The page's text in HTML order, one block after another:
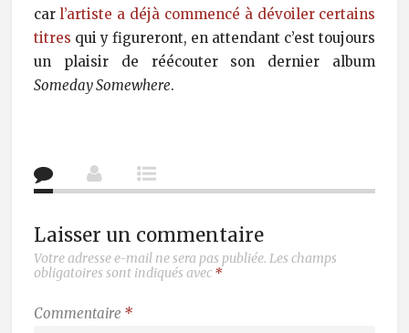
carl’artiste a déjà commencé à dévoiler certains
titres qui y figureront, en attendant c’est toujours
un plaisir de réécouter son dernier album
Someday Somewhere.
Laisser un commentaire
Votre adresse e-mail ne sera pas publiée. Les champs
obligatoires sont indiqués avec *
Commentaire *